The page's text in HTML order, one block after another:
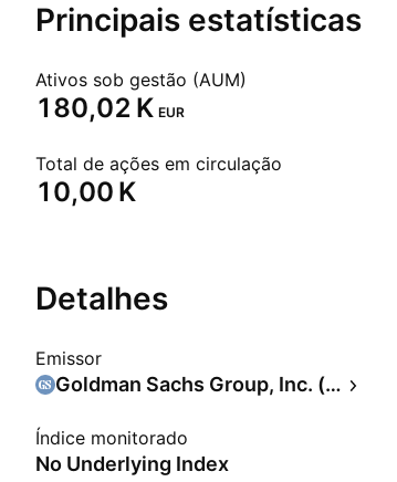
Principais estatísticas
Ativos sob gestão (AUM)
‪180,02 K‬ EUR
Total de ações em circulação
‪10,00 K‬
Detalhes
Emissor
Goldman Sachs Group, Inc. (The)
Índice monitorado
No Underlying Index